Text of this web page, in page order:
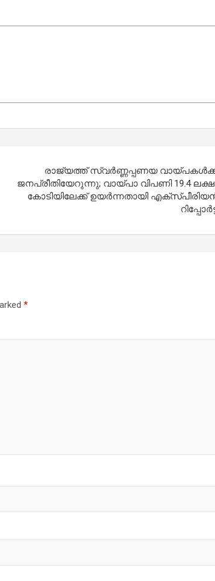
രാജ്യത്ത് സ്വർണ്ണപ്പണയ
ജനപ്രീതിയേറുന്നു; വായ്പാ വിപണി 19.4
കോടിയിലേക്ക് ഉയർന്നതായി
*